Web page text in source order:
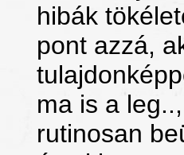
hibák
pont azzá,
ma is a
rutinosan